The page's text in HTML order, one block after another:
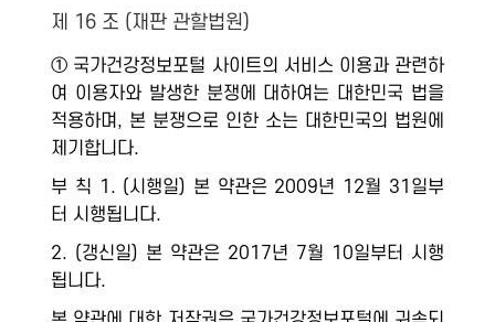
제 16 조 (재판 관할법원)
① 국가건강정보포털 사이트의 서비스 이용과 관련하
여 이용자와 발생한 분쟁에 대하여는 대한민국 법을
적용하며, 본 분쟁으로 인한 소는 대한민국의 법원에
제기합니다.
부 칙 1. (시행일) 본 약관은 2009년 12월 31일부
터 시행됩니다.
2. (갱신일) 본 약관은 2017년 7월 10일부터 시행
됩니다.